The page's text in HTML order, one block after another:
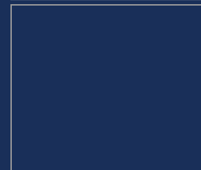
BUBT Vice-Chancellor Pays Courtesy